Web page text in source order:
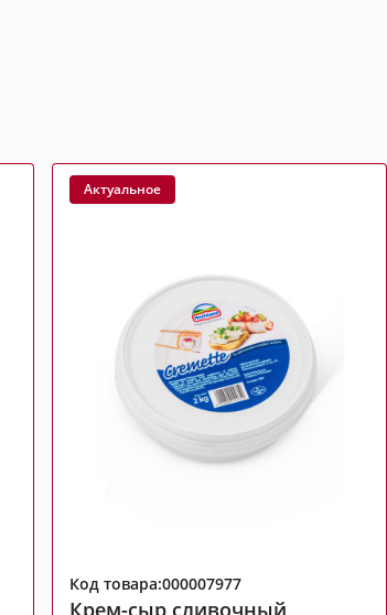
Актуальное
Код товара:000007977
Крем-сыр сливочный